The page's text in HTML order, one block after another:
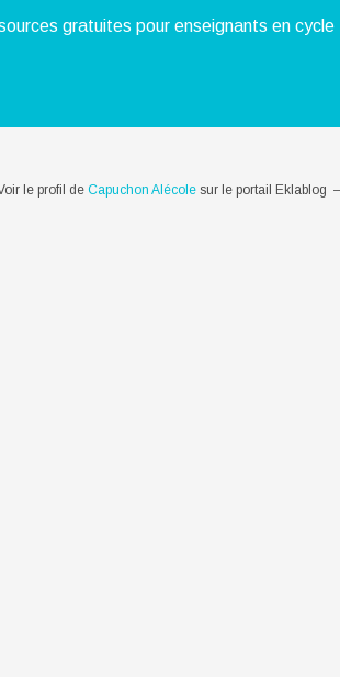
gratuites pour enseignants en
le profil de Capuchon Alécolesur le portail Eklablog